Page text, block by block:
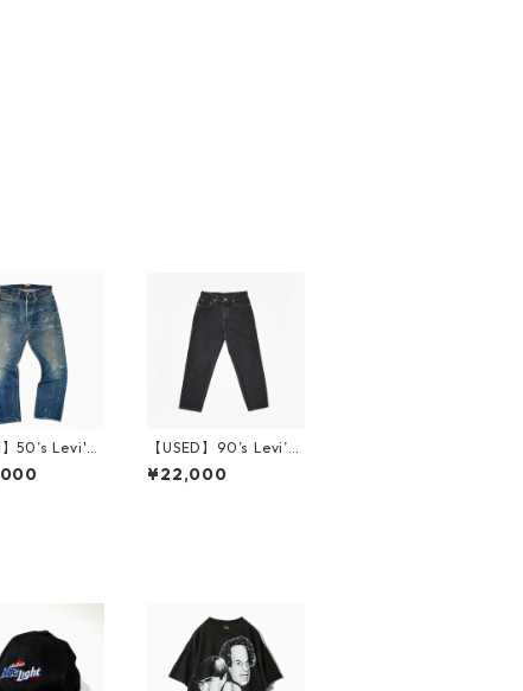
】50’s Levi's
パッチ 実寸
リペア
【USED】90’s Levi’s
550 Black W34 L30
¥22,000